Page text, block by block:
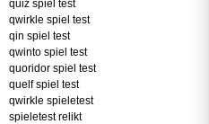
quiz spiel test
qwirkle spiel test
qin spiel test
qwinto spiel test
quoridor spiel test
quelf spiel test
qwirkle spieletest
spieletest relikt